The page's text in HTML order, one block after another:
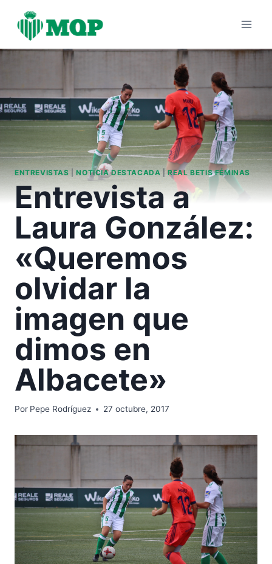
contenido
ENTREVISTAS |NOTICIA DESTACADA |REAL BETIS FÉMINAS
Entrevista a
Laura González:
«Queremos
olvidar la
imagen que
dimos en
Albacete»
Por Pepe Rodríguez 27 octubre, 2017